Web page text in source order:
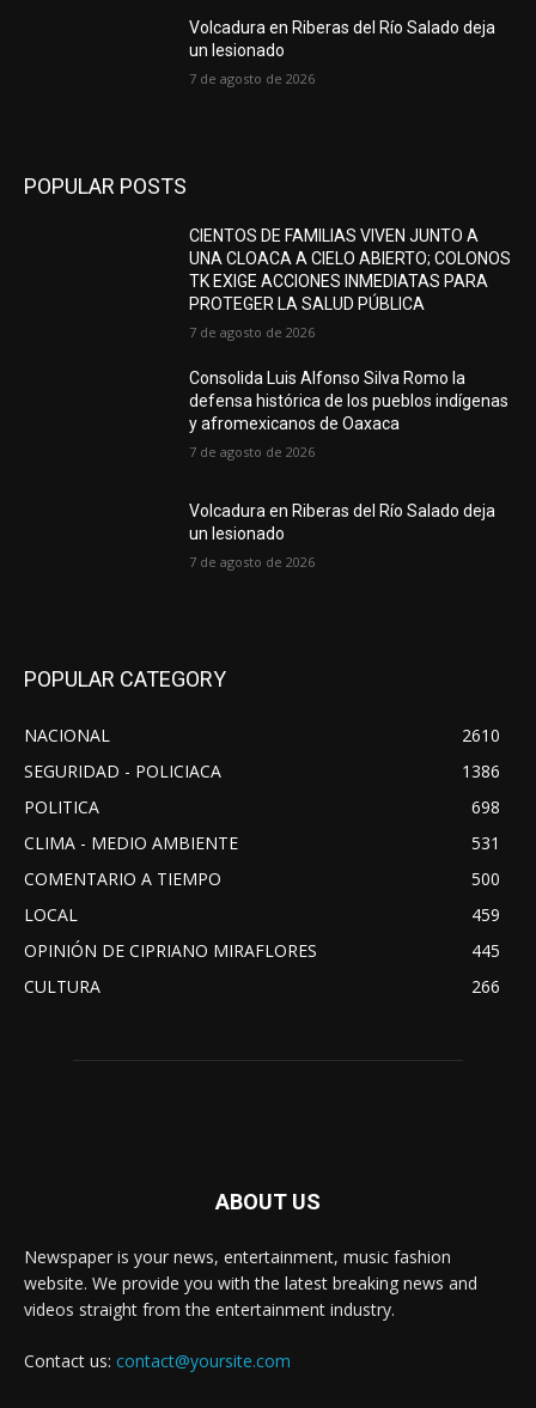
Volcadura en Riberas del Río Salado deja
un lesionado
7 de agosto de 2026
POPULAR POSTS
CIENTOS DE FAMILIAS VIVEN JUNTO A
UNA CLOACA A CIELO ABIERTO; COLONOS
TK EXIGE ACCIONES INMEDIATAS PARA
PROTEGER LA SALUD PÚBLICA
7 de agosto de 2026
Consolida Luis Alfonso Silva Romo la
defensa histórica de los pueblos indígenas
y afromexicanos de Oaxaca
7 de agosto de 2026
Volcadura en Riberas del Río Salado deja
un lesionado
7 de agosto de 2026
POPULAR CATEGORY
NACIONAL
2610
SEGURIDAD - POLICIACA
1386
POLITICA
698
CLIMA - MEDIO AMBIENTE
531
COMENTARIO A TIEMPO
500
LOCAL
459
OPINIÓN DE CIPRIANO MIRAFLORES
445
CULTURA
266
ABOUT US
Newspaper is your news, entertainment, music fashion
website. We provide you with the latest breaking news and
videos straight from the entertainment industry.
Contact us: contact@yoursite.com